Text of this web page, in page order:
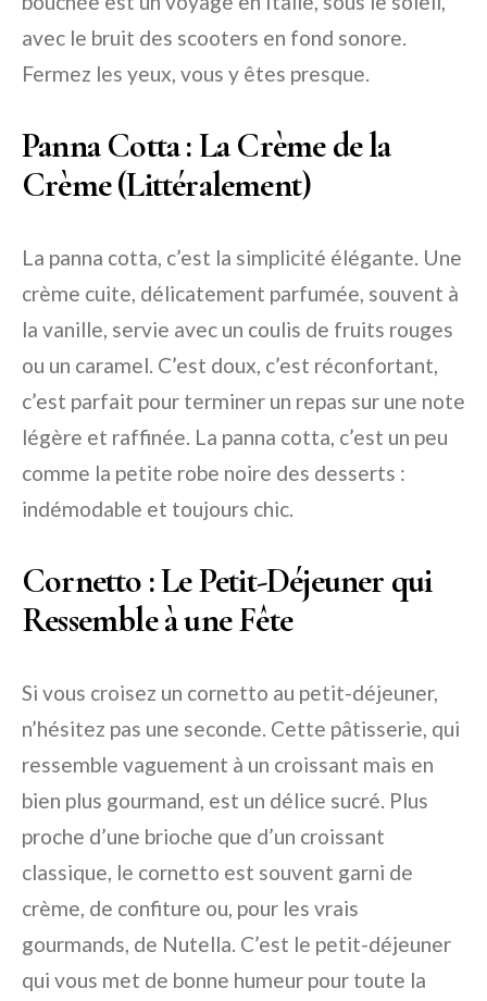
avec le bruit des scooters en fond sonore.
Fermez les yeux, vous y êtes presque.
Panna Cotta : La Crème de la
Crème (Littéralement)
La panna cotta, c’est la simplicité élégante. Une
crème cuite, délicatement parfumée, souvent à
la vanille, servie avec un coulis de fruits rouges
ou un caramel. C’est doux, c’est réconfortant,
c’est parfait pour terminer un repas sur une note
légère et raffinée. La panna cotta, c’est un peu
comme la petite robe noire des desserts :
indémodable et toujours chic.
Cornetto : Le Petit-Déjeuner qui
Ressemble à une Fête
Si vous croisez un cornetto au petit-déjeuner,
n’hésitez pas une seconde. Cette pâtisserie, qui
ressemble vaguement à un croissant mais en
bien plus gourmand, est un délice sucré. Plus
proche d’une brioche que d’un croissant
classique, le cornetto est souvent garni de
crème, de confiture ou, pour les vrais
gourmands, de Nutella. C’est le petit-déjeuner
qui vous met de bonne humeur pour toute la